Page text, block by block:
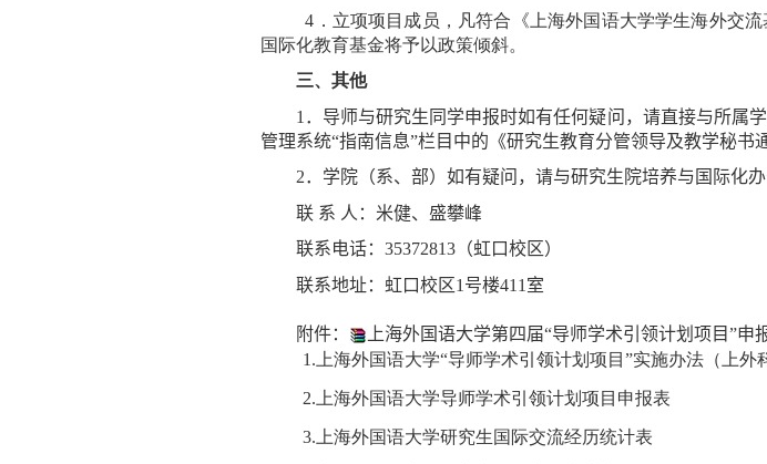
4 ．立项项目成员，凡符合《上海外国语大学学生海外交
国际化教育基金将予以政策倾斜。
三、其他
1 ．导师与研究生 同学申报时如有任何疑问，请直接与所属
管理系统“指南信息”栏目 中的《研究生教育分管领导及教学秘书
2．学院（系、部）如有疑问，请与研究生院培养与 国际化
联 系 人：米健、盛攀峰
联系电话： 35372813（虹口校区）
联系地址：虹口校区1 号楼411 室
附件：
上海外国语大学第四届“导师学术引领计划项目”申
1.上海外国语大学“导师学术引领计划项目”实施办法（上外
2.上海外国语大学导师学术引领计划项目申报表
3.上海外国语大学研究生国际交流经历统计表